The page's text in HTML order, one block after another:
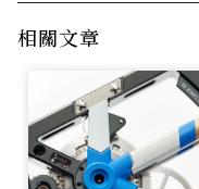
相關文章